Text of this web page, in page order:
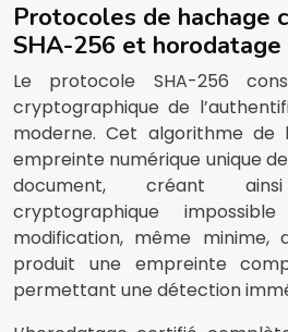
Protocoles de hachage
SHA-256 et
Le protocole SHA-256
cryptographique de
moderne. Cet algorithme de
empreinte numérique unique
document, créant
cryptographique
modification, même minime,
produit une empreinte
permettant une détection